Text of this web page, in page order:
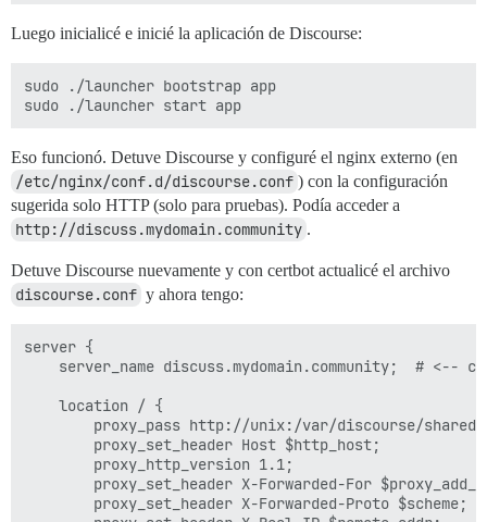
Luego inicialicé e inicié la aplicación de Discourse:
sudo ./launcher bootstrap app
Eso funcionó. Detuve Discourse y configuré el nginx externo (en
/etc/nginx/conf.d/discourse.conf ) con la configuración
sugerida solo HTTP (solo para pruebas). Podía acceder a
http://discuss.mydomain.community .
Detuve Discourse nuevamente y con certbot actualicé el archivo
discourse.conf y ahora tengo:
server {